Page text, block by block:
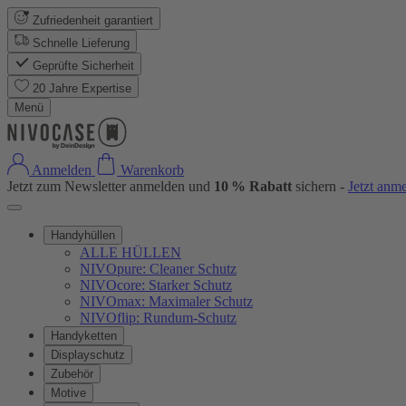
Zufriedenheit garantiert
Schnelle Lieferung
Geprüfte Sicherheit
20 Jahre Expertise
Menü
Anmelden
Warenkorb
Jetzt zum Newsletter anmelden und 10 % Rabatt sichern - Jetzt
Handyhüllen
ALLE HÜLLEN
NIVOpure: Cleaner Schutz
NIVOcore: Starker Schutz
NIVOmax: Maximaler Schutz
NIVOflip: Rundum-Schutz
Handyketten
Displayschutz
Zubehör
Motive